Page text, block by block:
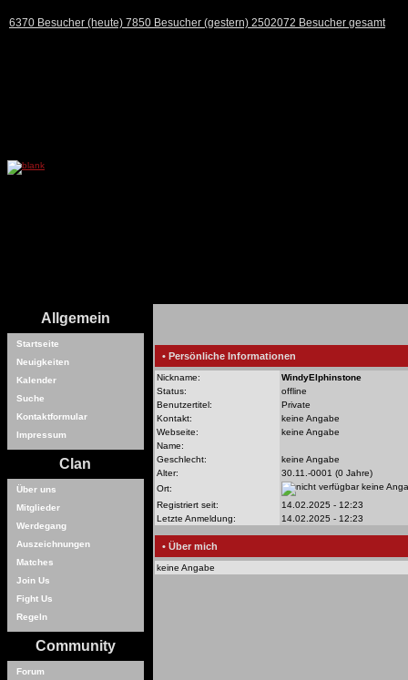
6370 Besucher (heute) 7850 Besucher (gestern) 2502072 Besucher gesamt
Allgemein
Startseite
Neuigkeiten
Kalender
Suche
Kontaktformular
Impressum
Clan
Über uns
Mitglieder
Werdegang
Auszeichnungen
Matches
Join Us
Fight Us
Regeln
Community
Forum
• Persönliche Informationen
Nickname:
WindyElphinstone
Status:
offline
Benutzertitel:
Private
Kontakt:
keine Angabe
Webseite:
keine Angabe
Name:
Geschlecht:
keine Angabe
Alter:
30.11.-0001 (0 Jahre)
Ort:
keine
Registriert seit:
14.02.2025 - 12:23
Letzte Anmeldung:
14.02.2025 - 12:23
• Über mich
keine Angabe